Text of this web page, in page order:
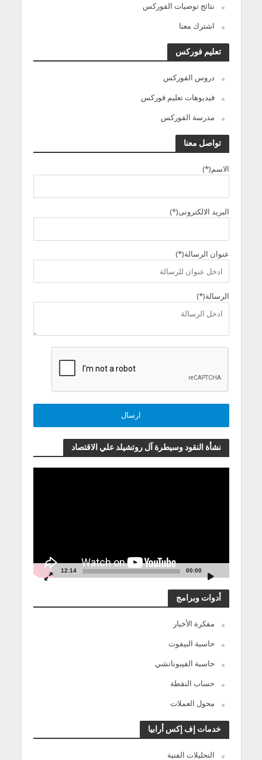
نتائج توصيات الفوركس
اشترك معنا
تعليم فوركس
دروس الفوركس
فيديوهات تعليم فوركس
مدرسة الفوركس
تواصل معنا
الاسم(*)
البريد الالكترونى(*)
عنوان الرسالة(*)
الرسالة(*)
نشأة النقود وسيطرة آل روتشيلد علي الاقتصاد
00:00
12:14
أدوات وبرامج
مفكرة الأخبار
حاسبة البيفوت
حاسبة الفيبوناتشي
حساب النقطة
محول العملات
خدمات إف إكس أرابيا
التحليلات الفنية